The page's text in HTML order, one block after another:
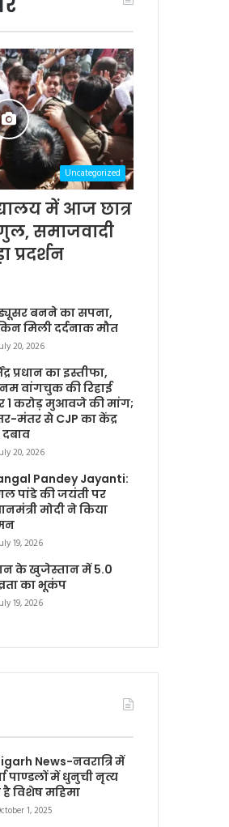
Uncategorized
में आज छात्र
समाजवादी
प्रदर्शन
बनने का सपना,
मिली दर्दनाक मौत
20, 2026
प्रधान का इस्तीफा,
वांगचुक की रिहाई
1 करोड़ मुआवजे की मांग;
मंतर से CJP का केंद्र
20, 2026
Pandey Jayanti:
पांडे की जयंती पर
मोदी ने किया
19, 2026
के खुजेस्तान में 5.0
का भूकंप
19, 2026
News-नवरात्रि में
पाण्डलों में धुनुची नृत्य
है विशेष महिमा
1, 2025